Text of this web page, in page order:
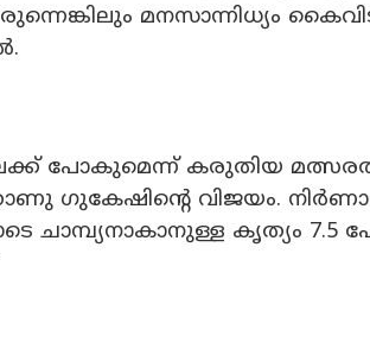
മനസാന്നിധ്യം
പോകുമെന്ന് കരുതിയ
ഗുകേഷിന്റെ വിജയം.
ചാമ്പ്യനാകാനുള്ള കൃത്യം 7.5